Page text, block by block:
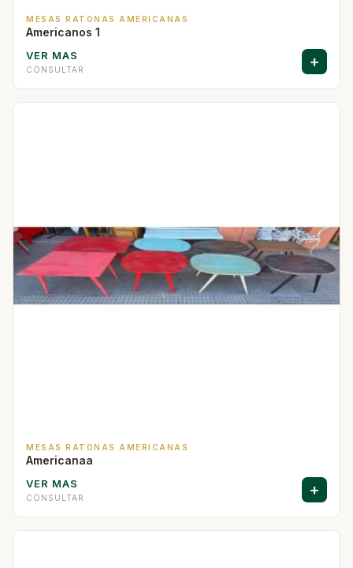
MESAS RATONAS AMERICANAS
Americanos 1
VER MAS
CONSULTAR +
MESAS RATONAS AMERICANAS
Americanaa
VER MAS
CONSULTAR +